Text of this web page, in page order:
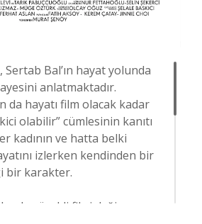
Sertab Bal’ın hayat yolunda
anlatmaktadır.
da hayatı film olacak kadar
olabilir” cümlesinin kanıtı
kadının ve hatta belki
izlerken kendinden bir
bir karakter.
sürekli fikri değişen,